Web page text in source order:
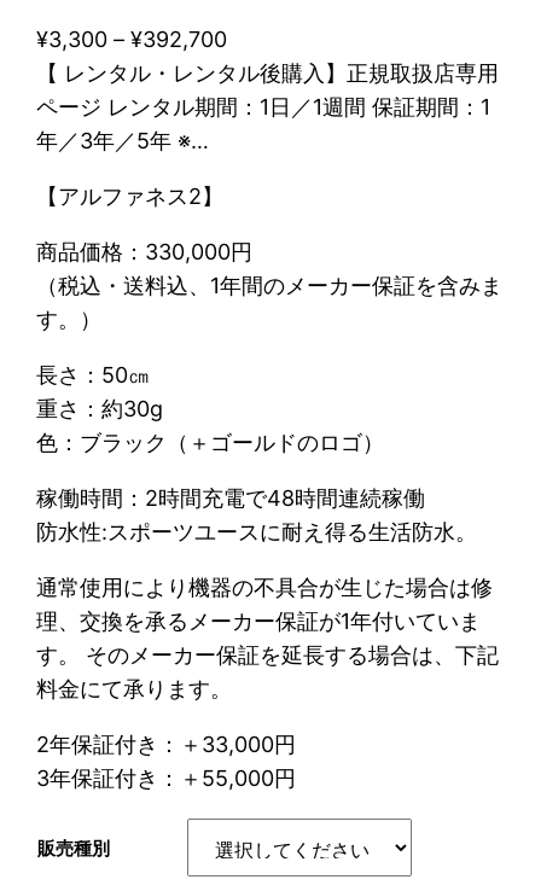
¥3,300 –¥392,700価
格
帯
,
3
3
2
7
0
0
【 レンタル・レンタル後購入】正規取扱店専用
ページ レンタル期間：1日／1週間 保証期間：1
年／3年／5年 ※…
【アルファネス2】
商品価格：330,000円
（税込・送料込、1年間のメーカー保証を含みま
す。）
長さ：50㎝
重さ：約30g
色：ブラック（＋ゴールドのロゴ）
稼働時間：2時間充電で48時間連続稼働
防水性:スポーツユースに耐え得る生活防水。
通常使用により機器の不具合が生じた場合は修
理、交換を承るメーカー保証が1年付いていま
す。 そのメーカー保証を延長する場合は、下記
料金にて承ります。
2年保証付き：＋33,000円
3年保証付き：＋55,000円
販売種別